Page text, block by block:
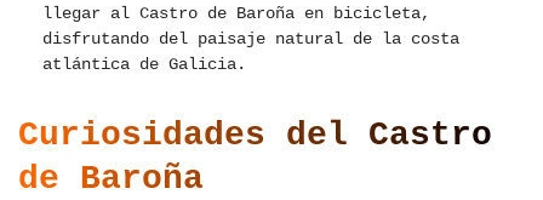
llegar al Castro de Baroña en bicicleta,
disfrutando del paisaje natural de la costa
atlántica de Galicia.
Curiosidades del Castro
de Baroña